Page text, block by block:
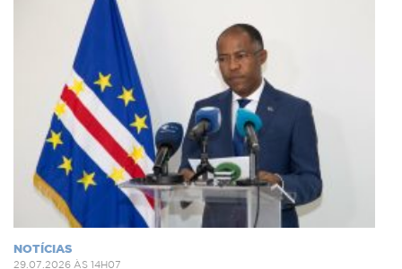
NOTÍCIAS
29.07.2026 ÀS 14H07